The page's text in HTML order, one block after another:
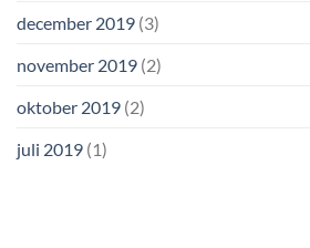
december 2019 (3)
november 2019 (2)
oktober 2019 (2)
juli 2019 (1)